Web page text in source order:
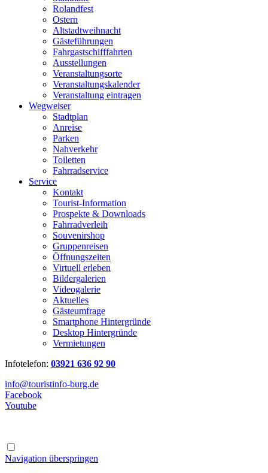
Rolandfest
Ostern
Altstadtweihnacht
Gästeführungen
Fahrgastschifffahrten
Ausstellungen
Veranstaltungsorte
Veranstaltungskalender
Veranstaltung eintragen
Wegweiser
Stadtplan
Anreise
Parken
Nahverkehr
Toiletten
Fahrradservice
Service
Kontakt
Tourist-Information
Prospekte & Downloads
Fahrradverleih
Souvenirshop
Gruppenreisen
Öffnungszeiten
Virtuell erleben
Bildergalerien
Videogalerie
Aktuelles
Gästeumfrage
Smartphone Hintergründe
Desktop Hintergründe
Vermietungen
Infotelefon: 03921 636 92 90
info@touristinfo-burg.de
Facebook
Youtube
Navigation überspringen